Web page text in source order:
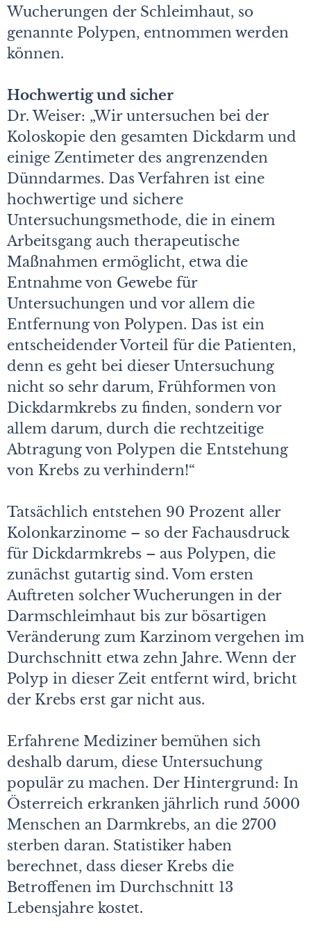
Wucherungen der Schleimhaut, so
genannte Polypen, entnommen werden
können.
Hochwertig und sicher
Dr. Weiser: „Wir untersuchen bei der
Koloskopie den gesamten Dickdarm und
einige Zentimeter des angrenzenden
Dünndarmes. Das Verfahren ist eine
hochwertige und sichere
Untersuchungsmethode, die in einem
Arbeitsgang auch therapeutische
Maßnahmen ermöglicht, etwa die
Entnahme von Gewebe für
Untersuchungen und vor allem die
Entfernung von Polypen. Das ist ein
entscheidender Vorteil für die Patienten,
denn es geht bei dieser Untersuchung
nicht so sehr da­rum, Frühformen von
Dickdarmkrebs zu finden, sondern vor
allem darum, durch die rechtzeitige
Abtragung von Polypen die Entstehung
von Krebs zu verhindern!“
Tatsächlich entstehen 90 Prozent aller
Kolonkarzinome – so der Fachausdruck
für Dickdarmkrebs – aus Polypen, die
zunächst gutartig sind. Vom ersten
Auftreten solcher Wucherungen in der
Darmschleimhaut bis zur bösartigen
Veränderung zum Karzinom vergehen im
Durchschnitt etwa zehn Jahre. Wenn der
Polyp in dieser Zeit entfernt wird, bricht
der Krebs erst gar nicht aus.
Erfahrene Mediziner bemühen sich
deshalb darum, diese Untersuchung
populär zu machen. Der Hintergrund: In
Österreich erkranken jährlich rund 5000
Menschen an Darmkrebs, an die 2700
sterben daran. Statistiker haben
berechnet, dass dieser Krebs die
Betroffenen im Durchschnitt 13
Lebensjahre kostet.